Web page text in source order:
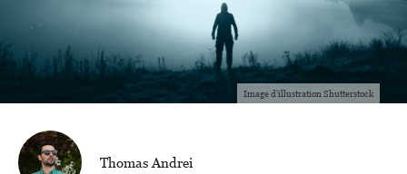
Image d'illustration Shutterstock
Thomas Andrei